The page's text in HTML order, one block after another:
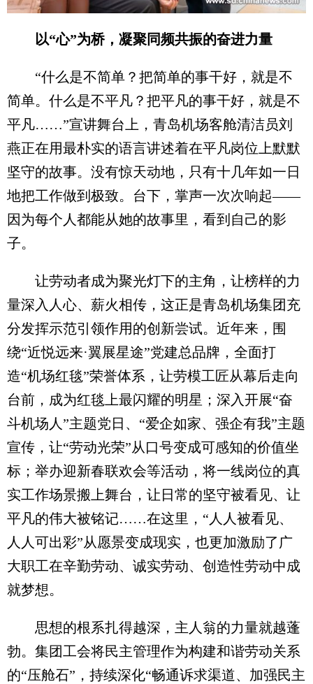
以“心”为桥，凝聚同频共振的奋进力量
“什么是不简单？把简单的事干好，就是不
简单。什么是不平凡？把平凡的事干好，就是不
平凡……”宣讲舞台上，青岛机场客舱清洁员刘
燕正在用最朴实的语言讲述着在平凡岗位上默默
坚守的故事。没有惊天动地，只有十几年如一日
地把工作做到极致。台下，掌声一次次响起——
因为每个人都能从她的故事里，看到自己的影
子。
让劳动者成为聚光灯下的主角，让榜样的力
量深入人心、薪火相传，这正是青岛机场集团充
分发挥示范引领作用的创新尝试。近年来，围
绕“近悦远来·翼展星途”党建总品牌，全面打
造“机场红毯”荣誉体系，让劳模工匠从幕后走向
台前，成为红毯上最闪耀的明星；深入开展“奋
斗机场人”主题党日、“爱企如家、强企有我”主题
宣传，让“劳动光荣”从口号变成可感知的价值坐
标；举办迎新春联欢会等活动，将一线岗位的真
实工作场景搬上舞台，让日常的坚守被看见、让
平凡的伟大被铭记……在这里，“人人被看见、
人人可出彩”从愿景变成现实，也更加激励了广
大职工在辛勤劳动、诚实劳动、创造性劳动中成
就梦想。
思想的根系扎得越深，主人翁的力量就越蓬
勃。集团工会将民主管理作为构建和谐劳动关系
的“压舱石”，持续深化“畅通诉求渠道、加强民主